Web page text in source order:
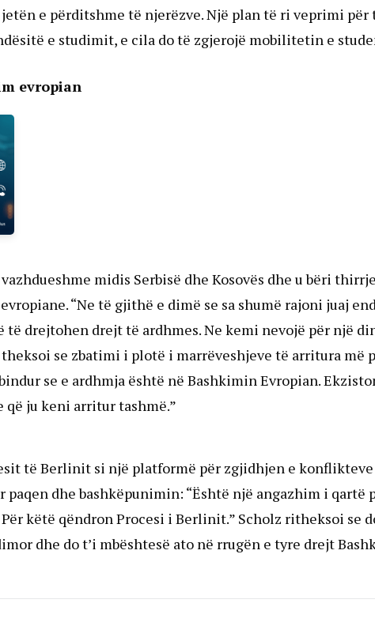
e përditshme të njerëzve. Një plan të ri veprimi për
e studimit, e cila do të zgjerojë mobilitetin e
evropian
midis Serbisë dhe Kosovës dhe u bëri
“Ne të gjithë e dimë se sa shumë rajoni juaj
të drejtohen drejt të ardhmes. Ne kemi nevojë për një
se zbatimi i plotë i marrëveshjeve të arritura më
se e ardhmja është në Bashkimin Evropian.
ju keni arritur tashmë.”
të Berlinit si një platformë për zgjidhjen e konflikteve
dhe bashkëpunimin: “Është një angazhim i qartë
këtë qëndron Procesi i Berlinit.” Scholz ritheksoi se
dhe do t’i mbështesë ato në rrugën e tyre drejt